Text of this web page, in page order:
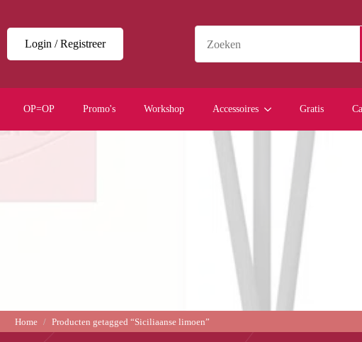
Login / Registreer
OP=OP Promo's Workshop Accessoires Gratis
Home Producten getagged “Siciliaanse limoen”